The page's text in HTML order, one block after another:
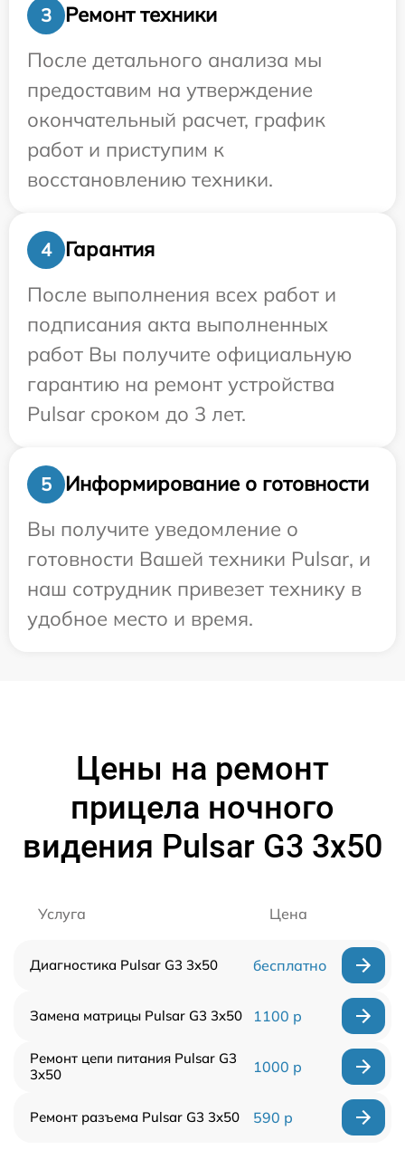
3
Ремонт техники
После детального анализа мы
предоставим на утверждение
окончательный расчет, график
работ и приступим к
восстановлению техники.
4
Гарантия
После выполнения всех работ и
подписания акта выполненных
работ Вы получите официальную
гарантию на ремонт устройства
Pulsar сроком до 3 лет.
5
Информирование о готовности
Вы получите уведомление о
готовности Вашей техники Pulsar, и
наш сотрудник привезет технику в
удобное место и время.
Цены на ремонт
прицела ночного
видения Pulsar G3 3x50
Услуга Цена
Диагностика Pulsar G3 3x50 бесплатно
Замена матрицы Pulsar G3 3x50 1100 р
Ремонт цепи питания Pulsar G3
3x50
1000 р
Ремонт разъема Pulsar G3 3x50 590 р